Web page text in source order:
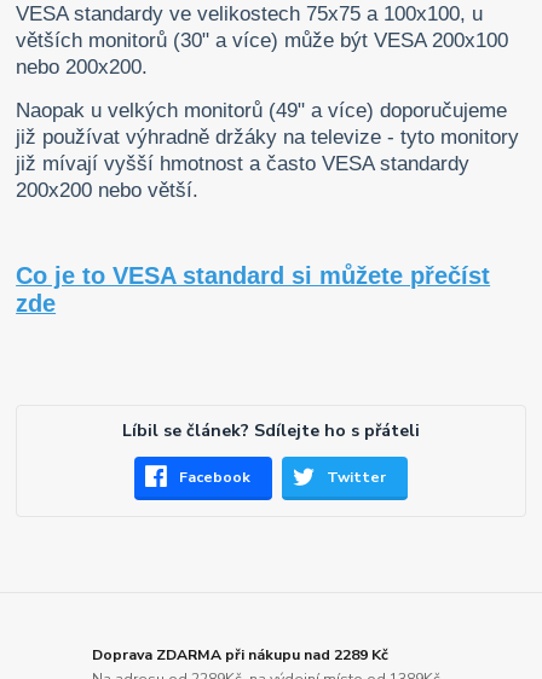
VESA standardy ve velikostech 75x75 a 100x100, u
větších monitorů (30" a více) může být VESA 200x100
nebo 200x200.
Naopak u velkých monitorů (49" a více) doporučujeme
již používat výhradně držáky na televize - tyto monitory
již mívají vyšší hmotnost a často VESA standardy
200x200 nebo větší.
Co je to VESA standard si můžete přečíst
zde
Líbil se článek? Sdílejte ho s přáteli
Facebook Twitter
Doprava ZDARMA při nákupu nad 2289 Kč